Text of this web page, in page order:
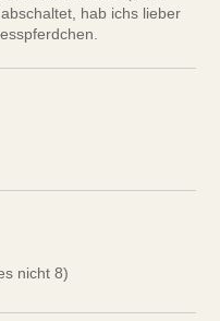
hab ichs lieber
nicht 8)